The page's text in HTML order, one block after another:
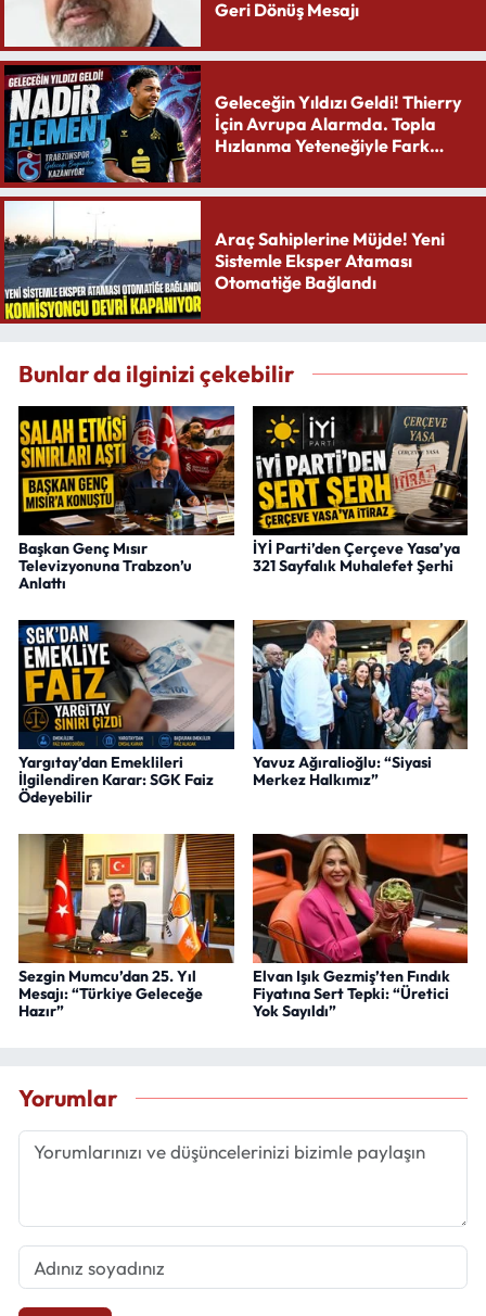
Geri Dönüş Mesajı
Geleceğin Yıldızı Geldi! Thierry
İçin Avrupa Alarmda. Topla
Hızlanma Yeteneğiyle Fark
Araç Sahiplerine Müjde! Yeni
Sistemle Eksper Ataması
Otomatiğe Bağlandı
Bunlar da ilginizi çekebilir
Başkan Genç Mısır
Televizyonuna Trabzon’u
Anlattı
İYİ Parti’den Çerçeve Yasa’ya
321 Sayfalık Muhalefet Şerhi
Yargıtay’dan Emeklileri
İlgilendiren Karar: SGK Faiz
Ödeyebilir
Yavuz Ağıralioğlu: “Siyasi
Merkez Halkımız”
Sezgin Mumcu’dan 25. Yıl
Mesajı: “Türkiye Geleceğe
Hazır”
Elvan Işık Gezmiş’ten Fındık
Fiyatına Sert Tepki: “Üretici
Yok Sayıldı”
Yorumlar